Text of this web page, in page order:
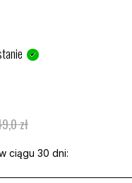
zł
ciągu 30 dni: